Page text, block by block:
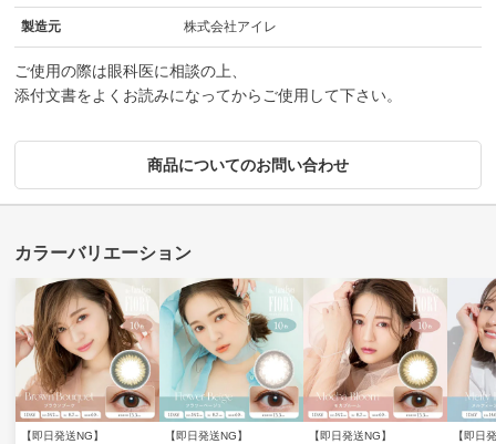
製造元 株式会社アイレ
ご使用の際は眼科医に相談の上、
添付文書をよくお読みになってからご使用して下さい。
商品についてのお問い合わせ
【即日発送NG】
【即日発送NG】
【即日発送NG】
【即日